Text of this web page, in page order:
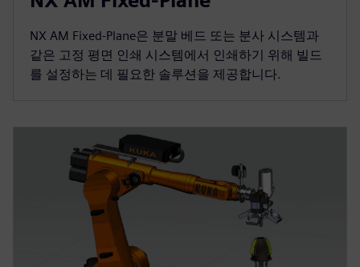
NX AM Fixed-Plane은 분말 베드 또는 분사 시스템과
같은 고정 평면 인쇄 시스템에서 인쇄하기 위해 빌드
를 설정하는 데 필요한 솔루션을 제공합니다.